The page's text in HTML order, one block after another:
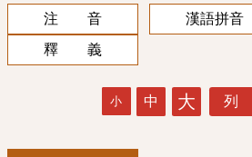
注 音
漢語拼音
釋 義
小 中 大 列